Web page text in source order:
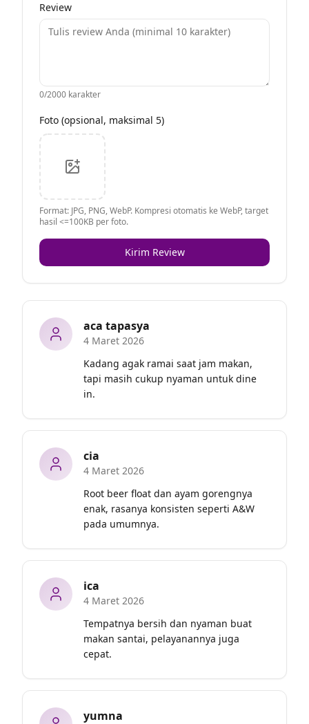
Review
0/2000 karakter
Foto (opsional, maksimal 5)
Format: JPG, PNG, WebP. Kompresi otomatis ke WebP, target
hasil <=100KB per foto.
Kirim Review
aca tapasya
4 Maret 2026
Kadang agak ramai saat jam makan,
tapi masih cukup nyaman untuk dine
in.
cia
4 Maret 2026
Root beer float dan ayam gorengnya
enak, rasanya konsisten seperti A&W
pada umumnya.
ica
4 Maret 2026
Tempatnya bersih dan nyaman buat
makan santai, pelayanannya juga
cepat.
yumna